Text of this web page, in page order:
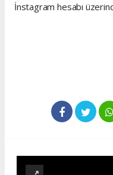
İnstagram hesabı